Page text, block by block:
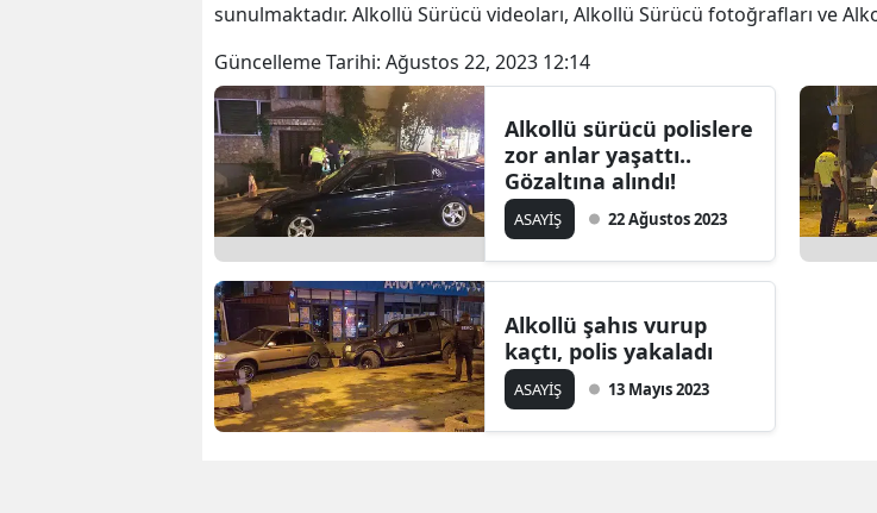
sunulmaktadır. Alkollü Sürücü videoları, Alkollü Sürücü fotoğrafları ve
Güncelleme Tarihi: Ağustos 22, 2023 12:14
Alkollü sürücü polislere
zor anlar yaşattı..
Gözaltına alındı!
ASAYİŞ 22 Ağustos 2023
Alkollü şahıs vurup
kaçtı, polis yakaladı
ASAYİŞ 13 Mayıs 2023